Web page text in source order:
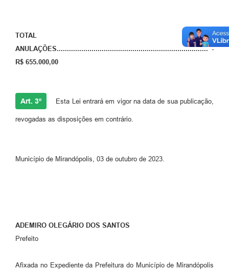
TOTAL DAS
ANULAÇÕES.......................................................................... -
R$ 655.000,00
Art. 3º Esta Lei entrará em vigor na data de sua publicação,
revogadas as disposições em contrário.
Município de Mirandópolis, 03 de outubro de 2023.
ADEMIRO OLEGÁRIO DOS SANTOS
Prefeito
Afixada no Expediente da Prefeitura do Município de Mirandópolis